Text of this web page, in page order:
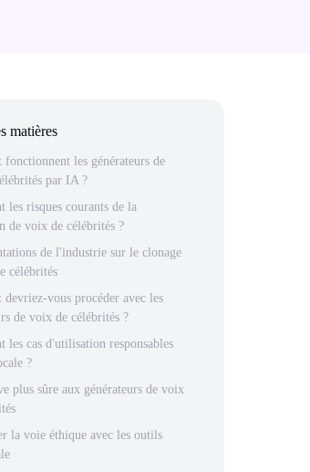
matières
fonctionnent les générateurs de
par IA ?
les risques courants de la
de voix de célébrités ?
de l'industrie sur le clonage
célébrités
devriez-vous procéder avec les
de voix de célébrités ?
les cas d'utilisation responsables
?
plus sûre aux générateurs de voix
la voie éthique avec les outils